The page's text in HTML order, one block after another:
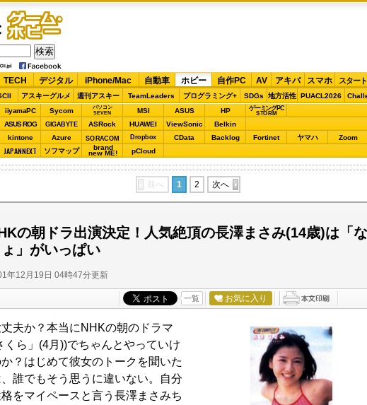
ーム・
ビー
TECH デジタル iPhone/Mac 自動車 ホビー 自作PC AV アキバ スマホ スター
アスキーグルメ 週刊アスキー TeamLeaders プログラミング+ SDGs 地方活性 PUACL2026
iiyamaPC Sycom
パソコン
SEVEN
MSI ASUS HP ゲーミングPC
STORM
ASUS ROG GIGABYTE ASRock HUAWEI ViewSonic Belkin
kintone Azure SORACOM Dropbox CData Backlog Fortinet ヤマハ Zoom
JAPANNEXT ソフマップ brand
new ME! pCloud
前へ 1 2 次へ
の朝ドラ出演決定！人気絶頂の長澤まさみ(14歳)は「
ょ」がいっぱい
年12月19日 04時47分更新
一覧 お気に入り
夫か？本当にNHKの朝のドラマ
くら」(4月))でちゃんとやっていけ
か？はじめて彼女のトークを聞いた
、誰でもそう思うに違いない。自分
をマイペースと言う長澤まさみち